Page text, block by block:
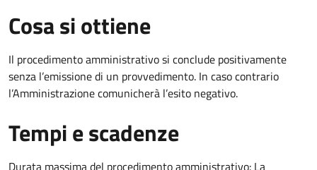
Cosa si ottiene
Il procedimento amministrativo si conclude positivamente
senza l’emissione di un provvedimento. In caso contrario
l’Amministrazione comunicherà l’esito negativo.
Tempi e scadenze
Durata massima del procedimento amministrativo: La